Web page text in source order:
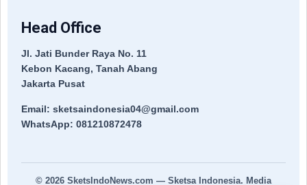
Head Office
Jl. Jati Bunder Raya No. 11
Kebon Kacang, Tanah Abang
Jakarta Pusat
Email: sketsaindonesia04@gmail.com
WhatsApp: 081210872478
© 2026 SketsIndoNews.com — Sketsa Indonesia. Media